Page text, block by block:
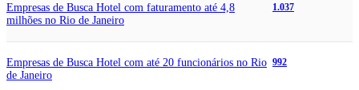
Empresas de Busca Hotel com faturamento até 4,8
milhões no Rio de Janeiro
1.037
Empresas de Busca Hotel com até 20 funcionários no Rio
de Janeiro
992